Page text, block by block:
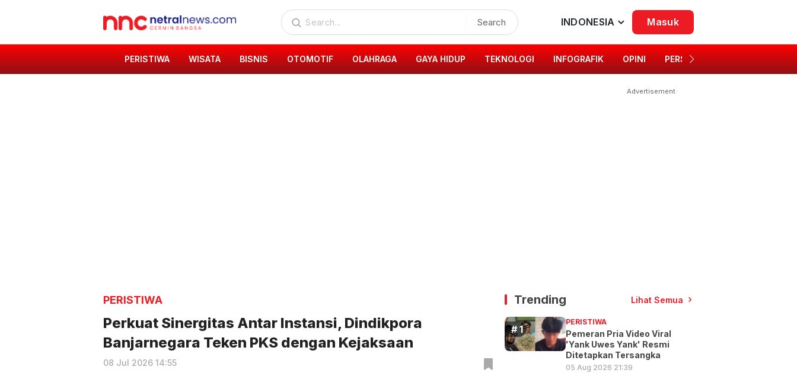
Search INDONESIA Masuk
PERISTIWA WISATA BISNIS OTOMOTIF OLAHRAGA GAYA HIDUP TEKNOLOGI INFOGRAFIK OPINI PERSONA
Advertisement
PERISTIWA
Perkuat Sinergitas Antar Instansi, Dindikpora
Banjarnegara Teken PKS dengan Kejaksaan
08 Jul 2026 14:55
Trending Lihat Semua
PERISTIWA
Pemeran Pria Video Viral
'Yank Uwes Yank' Resmi
Ditetapkan Tersangka
05 Aug 2026 21:39